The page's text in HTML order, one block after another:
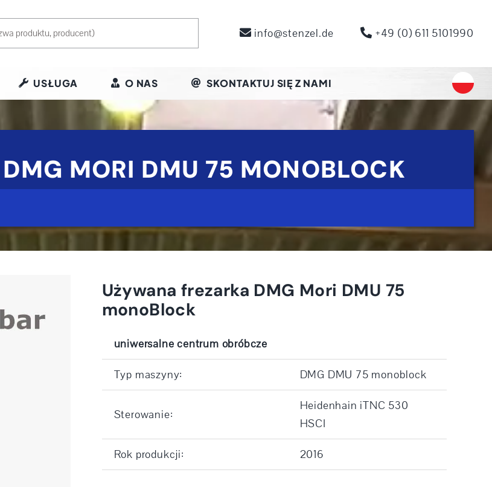
info@stenzel.de +49 (0) 611 5101990
USŁUGA O NAS SKONTAKTUJ SIĘ Z NAMI
MORI DMU 75 MONOBLOCK
Używana frezarka DMG Mori DMU 75
monoBlock
uniwersalne centrum obróbcze
Typ maszyny: DMG DMU 75 monoblock
Sterowanie:
Heidenhain iTNC 530
HSCI
Rok produkcji: 2016